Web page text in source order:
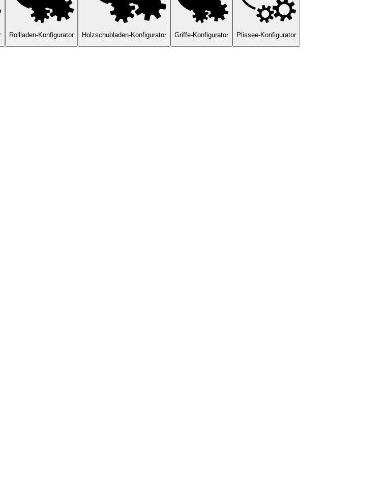
Rollladen-Konfigurator Holzschubladen-Konfigurator Griffe-Konfigurator Plissee-Konfigurator